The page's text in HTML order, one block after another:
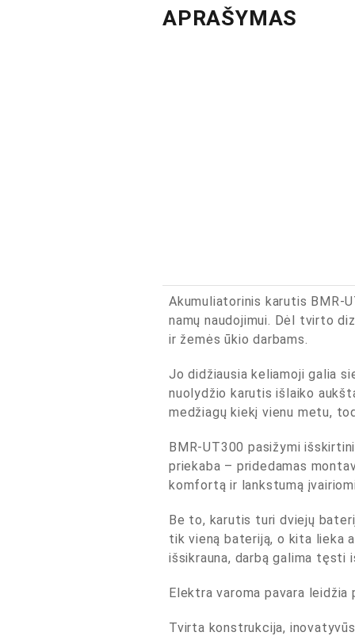
APRAŠYMAS
Akumuliatorinis karutis BMR-
namų naudojimui. Dėl tvirto
ir žemės ūkio darbams.
Jo didžiausia keliamoji galia
nuolydžio karutis išlaiko
medžiagų kiekį vienu metu,
BMR-UT300 pasižymi
priekaba – pridedamas
komfortą ir lankstumą
Be to, karutis turi dviejų
tik vieną bateriją, o kita lieka
išsikrauna, darbą galima
Elektra varoma pavara
Tvirta konstrukcija,